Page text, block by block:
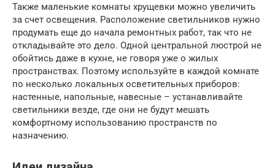
Также маленькие комнаты хрущевки можно увеличить
за счет освещения. Расположение светильников нужно
продумать еще до начала ремонтных работ, так что не
откладывайте это дело. Одной центральной люстрой не
обойтись даже в кухне, не говоря уже о жилых
пространствах. Поэтому используйте в каждой комнате
по несколько локальных осветительных приборов:
настенные, напольные, навесные – устанавливайте
светильники везде, где они не будут мешать
комфортному использованию пространств по
назначению.